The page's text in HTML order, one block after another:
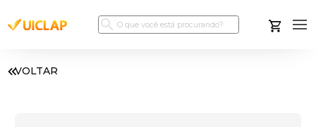
VOLTAR